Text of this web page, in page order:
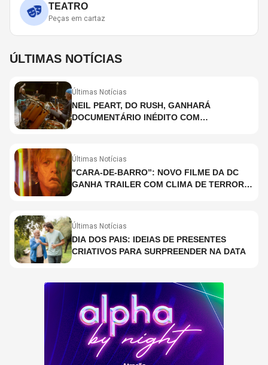
TEATRO
Peças em cartaz
ÚLTIMAS NOTÍCIAS
Últimas Notícias
NEIL PEART, DO RUSH, GANHARÁ
DOCUMENTÁRIO INÉDITO COM
Últimas Notícias
"CARA-DE-BARRO”: NOVO FILME DA DC
GANHA TRAILER COM CLIMA DE TERROR;
Últimas Notícias
DIA DOS PAIS: IDEIAS DE PRESENTES
CRIATIVOS PARA SURPREENDER NA DATA